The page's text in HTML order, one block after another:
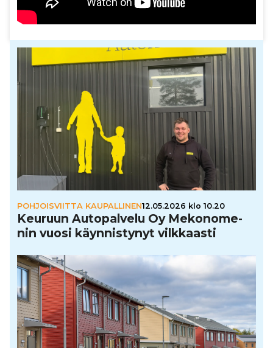
POHJOISVIITTA KAUPALLINEN12.05.2026 klo 10.20
Keuruun Auto­pal­velu Oy Meko­no­me­
nin vuosi käyn­nis­ty­nyt vilk­kaasti